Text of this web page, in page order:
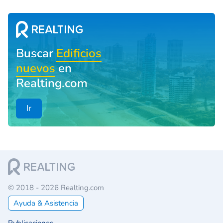
Buscar Edificios
nuevosen
Realting.com
Ir
© 2018 - 2026 Realting.com
Ayuda & Asistencia